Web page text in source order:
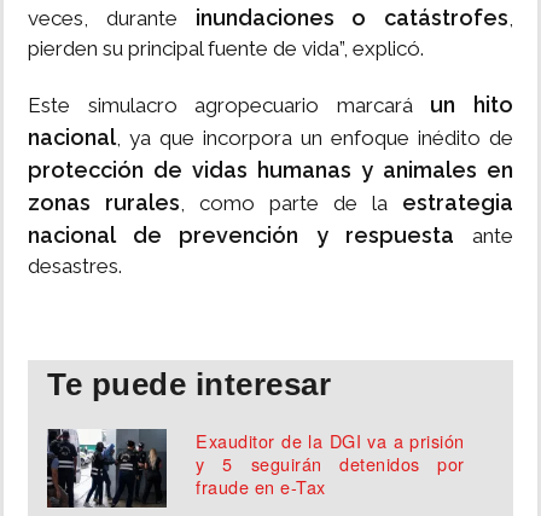
veces, durante inundaciones o catástrofes,
pierden su principal fuente de vida”, explicó.
Este simulacro agropecuario marcará un hito
nacional, ya que incorpora un enfoque inédito de
protección de vidas humanas y animales en
zonas rurales, como parte de la estrategia
nacional de prevención y respuesta ante
desastres.
Te puede interesar
Exauditor de la DGI va a prisión
y 5 seguirán detenidos por
fraude en e-Tax